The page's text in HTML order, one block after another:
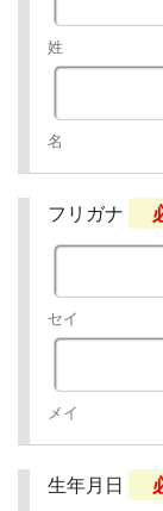
姓
名
フリガナ
セイ
メイ
生年月日